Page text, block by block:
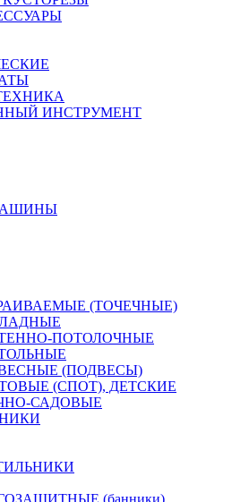
ИНСТРУМЕНТ
(ТОЧЕЧНЫЕ)
ПОТОЛОЧНЫЕ
(ПОДВЕСЫ)
(СПОТ), ДЕТСКИЕ
САДОВЫЕ
(банники)